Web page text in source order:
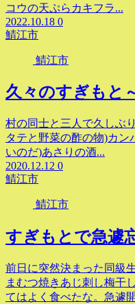
コウの天ぷらカキフラ...
2022.10.18 0
鯖江市
鯖江市
久々のすぎもと
村の同士と三人で久しぶ
タテと野菜の酢の物)カ
いのだ)あさりの酒...
2020.12.12 0
鯖江市
鯖江市
すぎもとで急遽
前日に突然決まった同級
まむつ焼きあじ刺し梅干
てはよく食べたな。急遽